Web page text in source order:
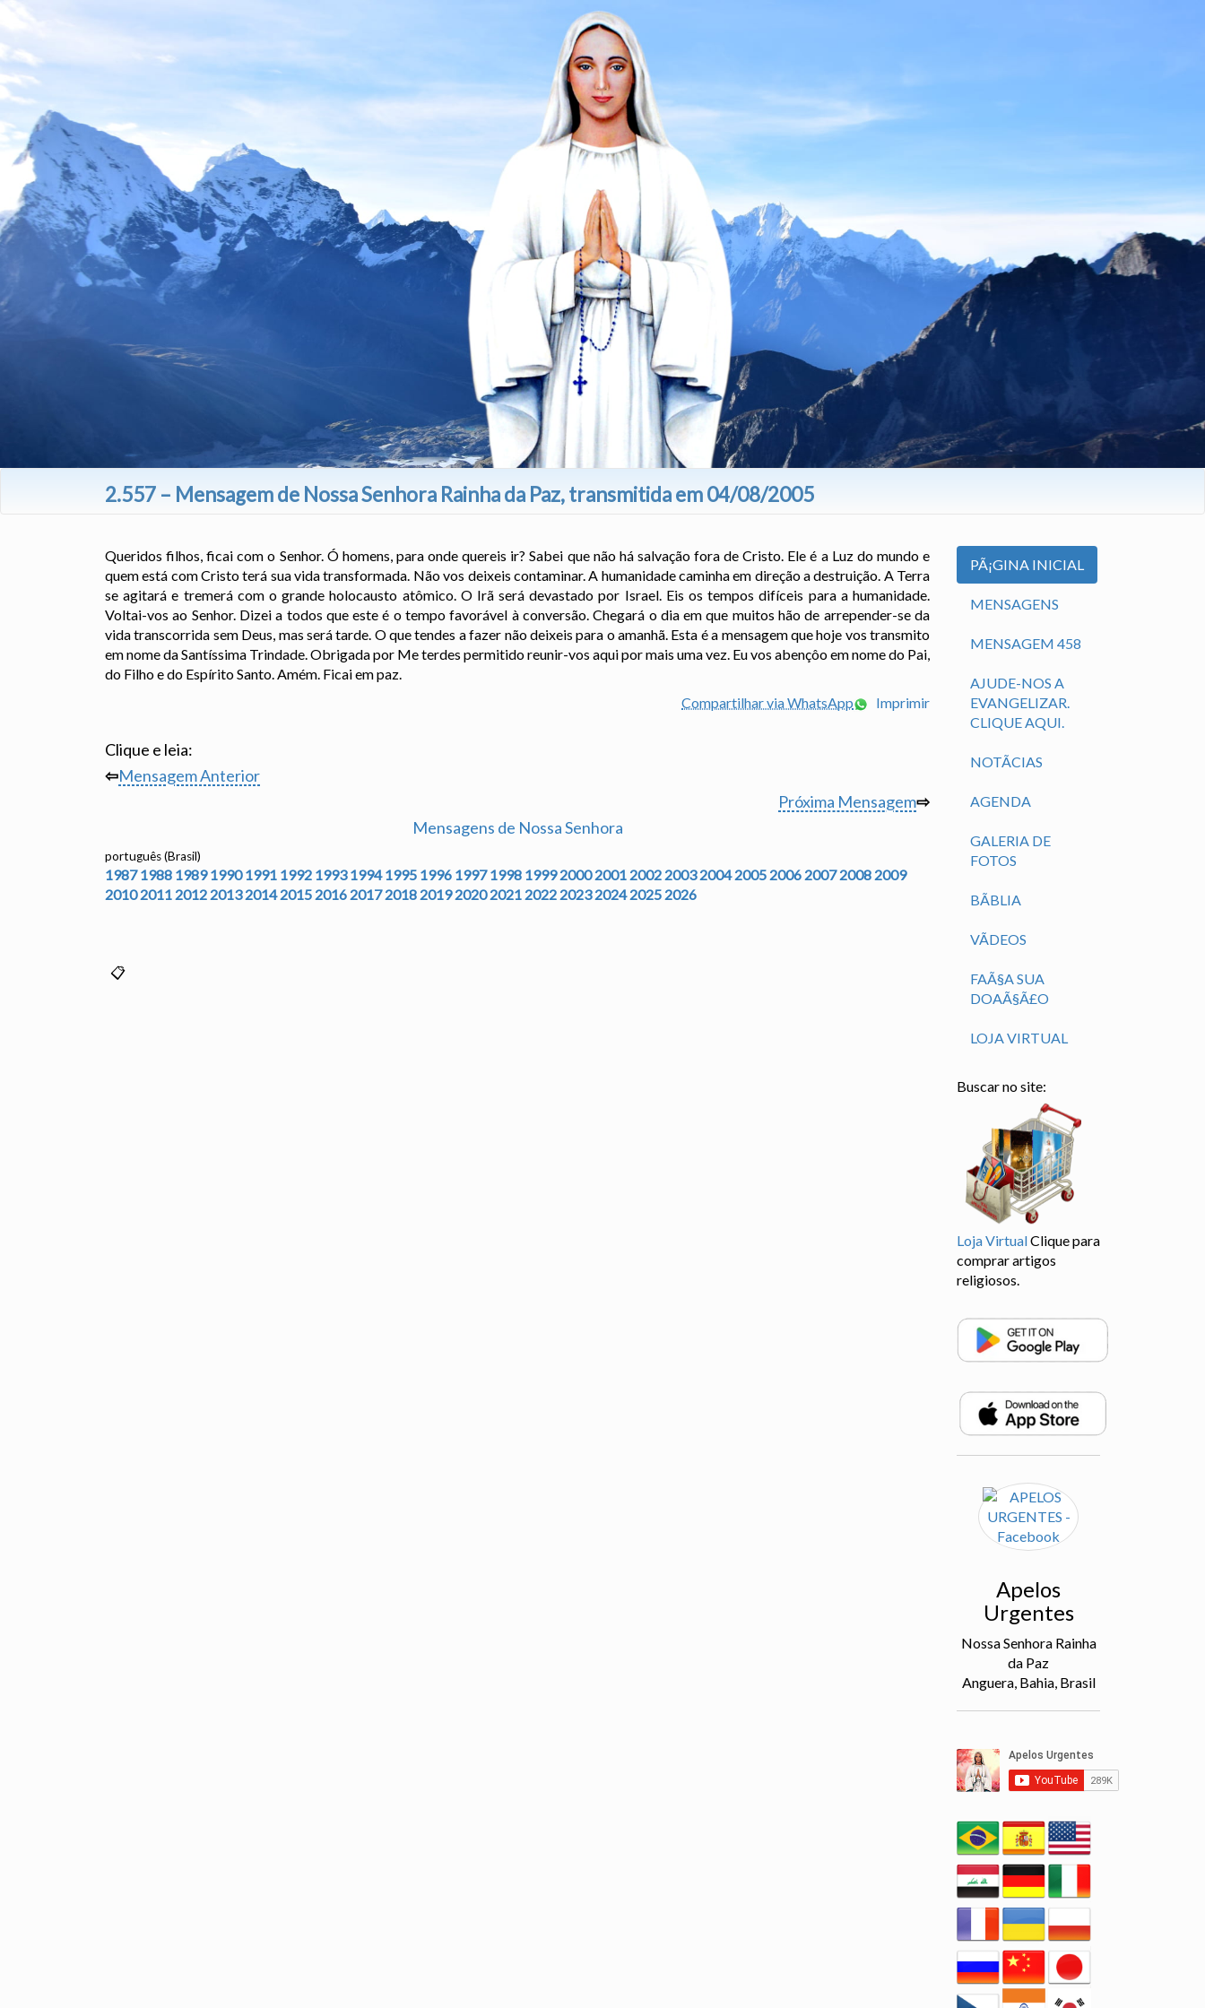
2.557 – Mensagem de Nossa Senhora Rainha da Paz, transmitida em 04/08/2005
Queridos filhos, ficai com o Senhor. Ó homens, para onde quereis ir? Sabei que não há salvação fora de Cristo. Ele é a Luz do mundo e
quem está com Cristo terá sua vida transformada. Não vos deixeis contaminar. A humanidade caminha em direção a destruição. A Terra
se agitará e tremerá com o grande holocausto atômico. O Irã será devastado por Israel. Eis os tempos difíceis para a humanidade.
Voltai-vos ao Senhor. Dizei a todos que este é o tempo favorável à conversão. Chegará o dia em que muitos hão de arrepender-se da
vida transcorrida sem Deus, mas será tarde. O que tendes a fazer não deixeis para o amanhã. Esta é a mensagem que hoje vos transmito
em nome da Santíssima Trindade. Obrigada por Me terdes permitido reunir-vos aqui por mais uma vez. Eu vos abençôo em nome do Pai,
do Filho e do Espírito Santo. Amém. Ficai em paz.
Compartilhar via WhatsApp
Imprimir
Clique e leia:
⇦Mensagem Anterior
Próxima Mensagem⇨
Mensagens de Nossa Senhora
português (Brasil)
1987 1988 1989 1990 1991 1992 1993 1994 1995 1996 1997 1998 1999 2000 2001 2002 2003 2004 2005 2006 2007 2008 2009
2010 2011 2012 2013 2014 2015 2016 2017 2018 2019 2020 2021 2022 2023 2024 2025 2026
PÃ¡GINA INICIAL
MENSAGENS
MENSAGEM 458
AJUDE-NOS A
EVANGELIZAR.
CLIQUE AQUI.
NOTÃ­CIAS
AGENDA
GALERIA DE
FOTOS
BÃ­BLIA
VÃ­DEOS
FAÃ§A SUA
DOAÃ§Ã£O
LOJA VIRTUAL
Buscar no site:
Loja VirtualClique para
comprar artigos
religiosos.
Apelos
Urgentes
Nossa Senhora Rainha
da Paz
Anguera, Bahia, Brasil